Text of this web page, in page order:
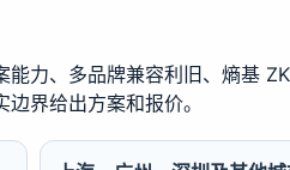
力、多品牌兼容利旧、熵基
界给出方案和报价。